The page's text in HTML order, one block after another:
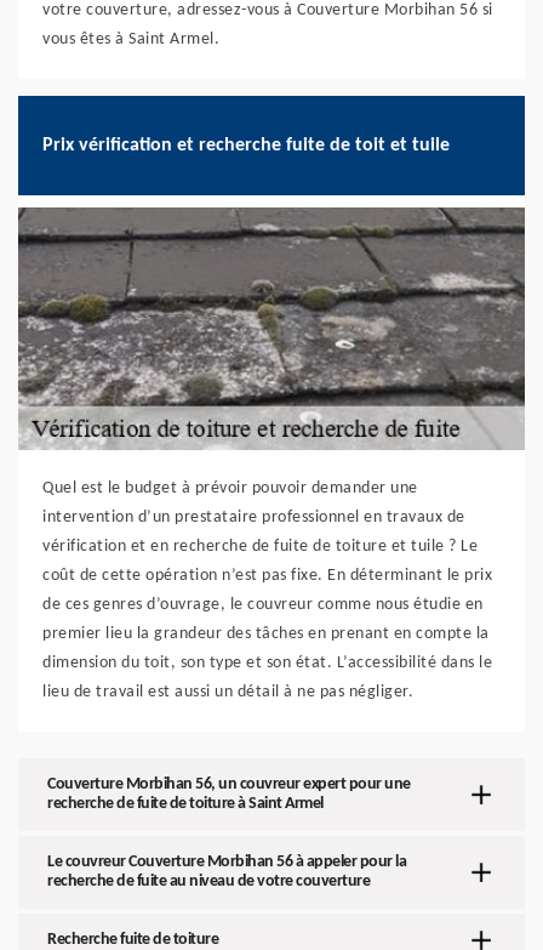
votre couverture, adressez-vous à Couverture Morbihan 56 si
vous êtes à Saint Armel.
Prix vérification et recherche fuite de toit et tuile
Quel est le budget à prévoir pouvoir demander une
intervention d’un prestataire professionnel en travaux de
vérification et en recherche de fuite de toiture et tuile ? Le
coût de cette opération n’est pas fixe. En déterminant le prix
de ces genres d’ouvrage, le couvreur comme nous étudie en
premier lieu la grandeur des tâches en prenant en compte la
dimension du toit, son type et son état. L’accessibilité dans le
lieu de travail est aussi un détail à ne pas négliger.
Couverture Morbihan 56, un couvreur expert pour une
recherche de fuite de toiture à Saint Armel
Le couvreur Couverture Morbihan 56 à appeler pour la
recherche de fuite au niveau de votre couverture
Recherche fuite de toiture